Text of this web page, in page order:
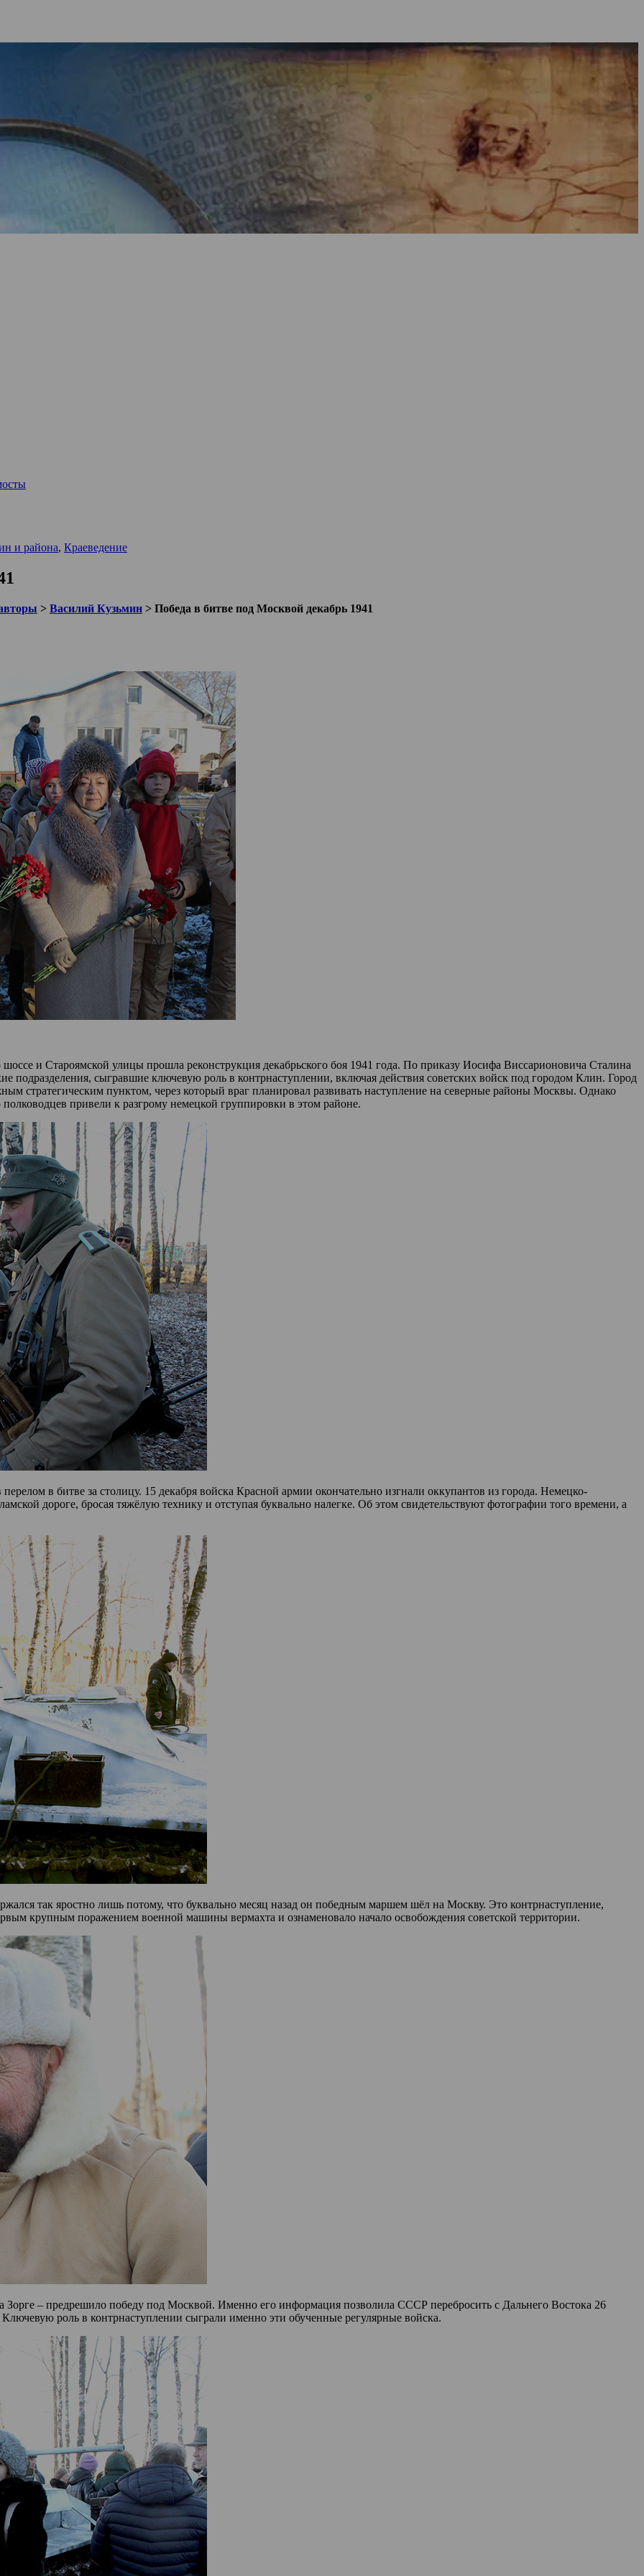
и района, Краеведение
> Василий Кузьмин > Победа в битве под Москвой декабрь 1941
и Староямской улицы прошла реконструкция декабрьского боя 1941 года. По приказу Иосифа Виссарионовича Сталина
подразделения, сыгравшие ключевую роль в контрнаступлении, включая действия советских войск под городом Клин. Город
стратегическим пунктом, через который враг планировал развивать наступление на северные районы Москвы. Однако
привели к разгрому немецкой группировки в этом районе.
в битве за столицу. 15 декабря войска Красной армии окончательно изгнали оккупантов из города. Немецко-
дороге, бросая тяжёлую технику и отступая буквально налегке. Об этом свидетельствуют фотографии того времени, а
так яростно лишь потому, что буквально месяц назад он победным маршем шёл на Москву. Это контрнаступление,
крупным поражением военной машины вермахта и ознаменовало начало освобождения советской территории.
Зорге – предрешило победу под Москвой. Именно его информация позволила СССР перебросить с Дальнего Востока 26
роль в контрнаступлении сыграли именно эти обученные регулярные войска.